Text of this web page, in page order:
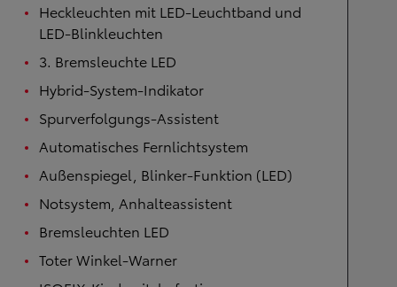
Heckleuchten mit LED-Leuchtband und
LED-Blinkleuchten
3. Bremsleuchte LED
Hybrid-System-Indikator
Spurverfolgungs-Assistent
Automatisches Fernlichtsystem
Außenspiegel, Blinker-Funktion (LED)
Notsystem, Anhalteassistent
Bremsleuchten LED
Toter Winkel-Warner